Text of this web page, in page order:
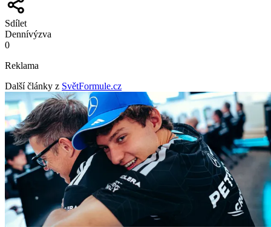
Sdílet
Dennívýzva
0
Reklama
Další články z SvětFormule.cz